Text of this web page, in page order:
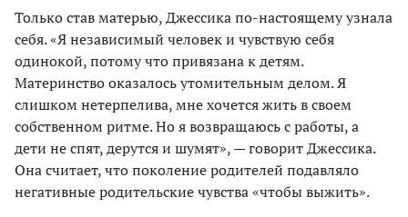
Только став матерью, Джессика по-настоящему узнала
себя. «Я независимый человек и чувствую себя
одинокой, потому что привязана к детям.
Материнство оказалось утомительным делом. Я
слишком нетерпелива, мне хочется жить в своем
собственном ритме. Но я возвращаюсь с работы, а
дети не спят, дерутся и шумят», — говорит Джессика.
Она считает, что поколение родителей подавляло
негативные родительские чувства «чтобы выжить».